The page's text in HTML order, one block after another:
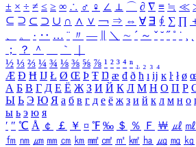
± × ÷ ≠ ≤ ≥ ∞ ∴ ♂ ♀ ∠ ⊥ ⌒ ∂ ∇ ≡ ≒ ≪
⊆ ⊇ ⊂ ⊃ ∪ ∩ ∧ ∨ ￢ ⇒ ⇔ ∀ ∃ ∮ ∑ ∏
、
。 · ‥ … ¨ 〃 ― ＼ ∼ ´ ～ ˇ ˘ ˝ ˚ ˙ ¸
；
？ ＾ ｀
½ ⅓ ⅔ ¼ ¾ ⅛ ⅜ ⅝ ⅞ ¹ ² ³ ⁴ ⁿ ₁ ₂ ₃ ₄
Æ Ð Ħ Ĳ Ł Ø Œ Þ Ŧ Ŋ æ đ ð ħ ı ĳ ĸ ŀ ł ø
А Б В Г Д Е Ё Ж З И Й К Л М Н О П Р
Ы Ь Э Ю Я а б в г д е ё ж з и й к л м н о
ы ь э ю я
′ ″ ℃ Å ￠ ￡ ￥ ¤ ℉ ‰ ＄ ％ Ｆ ￦ ㎕ ㎖
㎙ ㎚ ㎛ ㎜ ㎝ ㎞ ㎟ ㎠ ㎡ ㎢ ㏊ ㎍ ㎎ ㎏